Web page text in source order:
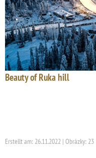
Beauty of Ruka hill
Erstellt am: 26.11.2022 | Obrázky: 23